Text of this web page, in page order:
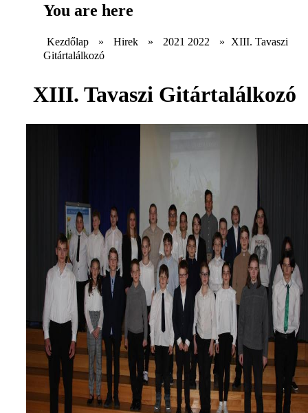
You are here
Kezdőlap » Hirek » 2021 2022 »
XIII. Tavaszi
Gitártalálkozó
XIII. Tavaszi Gitártalálkozó